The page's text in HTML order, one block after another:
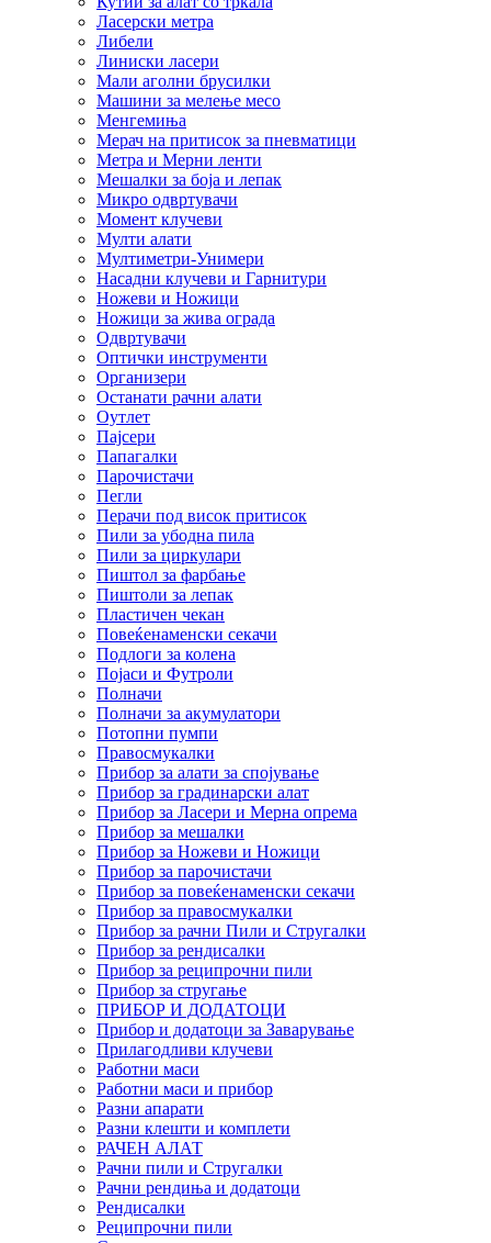
Ласерски метра
Либели
Линиски ласери
Мали аголни брусилки
Машини за мелење месо
Менгемиња
Мерач на притисок за пневматици
Метра и Мерни ленти
Мешалки за боја и лепак
Микро одвртувачи
Момент клучеви
Мулти алати
Мултиметри-Унимери
Насадни клучеви и Гарнитури
Ножеви и Ножици
Ножици за жива ограда
Одвртувачи
Оптички инструменти
Организери
Останати рачни алати
Оутлет
Пајсери
Папагалки
Парочистачи
Пегли
Перачи под висок притисок
Пили за убодна пила
Пили за циркулари
Пиштол за фарбање
Пиштоли за лепак
Пластичен чекан
Повеќенаменски секачи
Подлоги за колена
Појаси и Футроли
Полначи
Полначи за акумулатори
Потопни пумпи
Правосмукалки
Прибор за алати за спојување
Прибор за градинарски алат
Прибор за Ласери и Мерна опрема
Прибор за мешалки
Прибор за Ножеви и Ножици
Прибор за парочистачи
Прибор за повеќенаменски секачи
Прибор за правосмукалки
Прибор за рачни Пили и Стругалки
Прибор за рендисалки
Прибор за реципрочни пили
Прибор за стругање
ПРИБОР И ДОДАТОЦИ
Прибор и додатоци за Заварување
Прилагодливи клучеви
Работни маси
Работни маси и прибор
Разни апарати
Разни клешти и комплети
РАЧЕН АЛАТ
Рачни пили и Стругалки
Рачни рендиња и додатоци
Рендисалки
Реципрочни пили